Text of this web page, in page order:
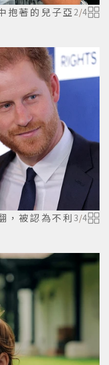
抱著的兒子亞 2/4
，被認為不利 3/4